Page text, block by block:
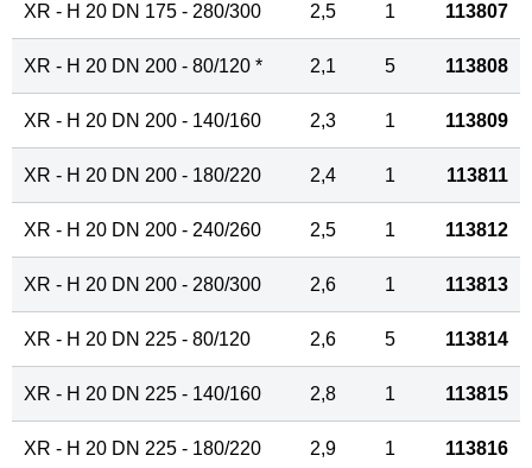
XR - H 20 DN 175 - 280/300 2,5 1 113807
XR - H 20 DN 200 - 80/120 * 2,1 5 113808
XR - H 20 DN 200 - 140/160 2,3 1 113809
XR - H 20 DN 200 - 180/220 2,4 1 113811
XR - H 20 DN 200 - 240/260 2,5 1 113812
XR - H 20 DN 200 - 280/300 2,6 1 113813
XR - H 20 DN 225 - 80/120 2,6 5 113814
XR - H 20 DN 225 - 140/160 2,8 1 113815
XR - H 20 DN 225 - 180/220 2,9 1 113816